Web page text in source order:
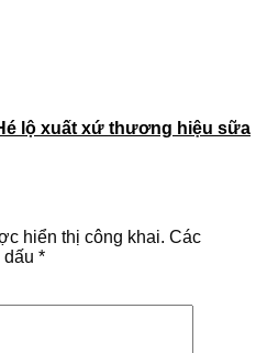
lộ xuất xứ thương hiệu sữa
hiển thị công khai. Các
*